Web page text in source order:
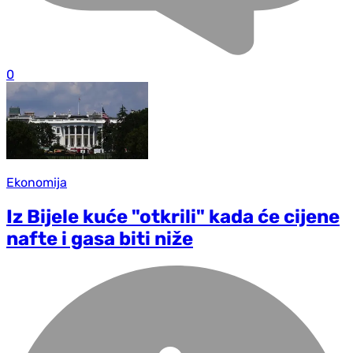
0
Ekonomija
Iz Bijele kuće "otkrili" kada će cijene
nafte i gasa biti niže